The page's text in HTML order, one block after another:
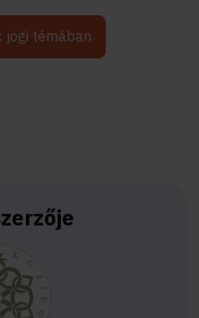
jogi témában